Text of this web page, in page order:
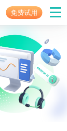
免费试用